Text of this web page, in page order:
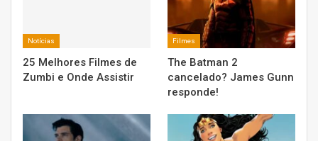
Notícias
25 Melhores Filmes de
Zumbi e Onde Assistir
Filmes
The Batman 2
cancelado? James Gunn
responde!